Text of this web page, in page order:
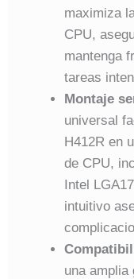
maximiza
CPU,
mantenga
tareas
Montaje
universal
H412R en
de CPU,
Intel
intuitivo
una amplia